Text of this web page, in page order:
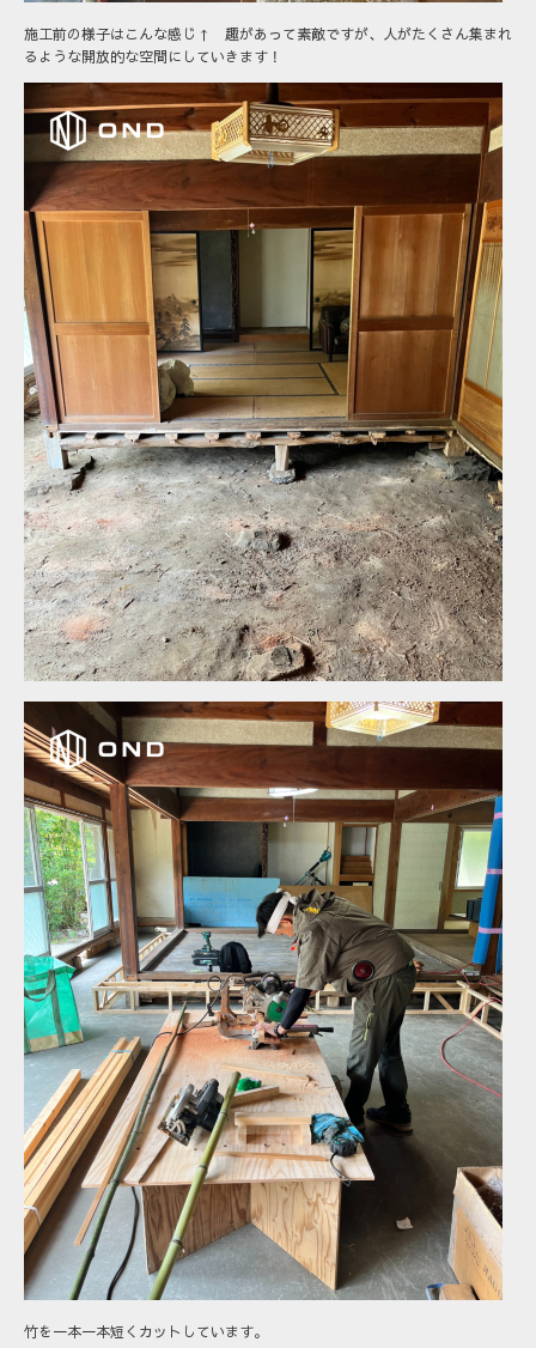
施工前の様子はこんな感じ↑ 趣があって素敵ですが、人がたくさん集まれ
るような開放的な空間にしていきます！
竹を一本一本短くカットしています。